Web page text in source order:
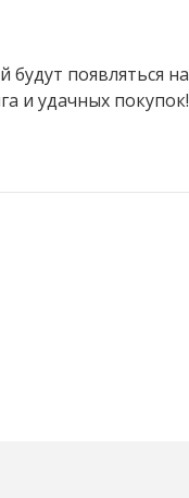
появляться на
и удачных покупок!